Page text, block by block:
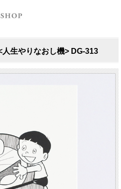
人生やりなおし機> DG-313